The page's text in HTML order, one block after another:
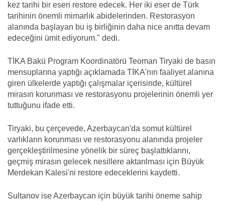
kez tarihi bir eseri restore edecek. Her iki eser de Türk
tarihinin önemli mimarlık abidelerinden. Restorasyon
alanında başlayan bu iş birliğinin daha nice anıtta devam
edeceğini ümit ediyorum." dedi.
TİKA Bakü Program Koordinatörü Teoman Tiryaki de basın
mensuplarına yaptığı açıklamada TİKA'nın faaliyet alanına
giren ülkelerde yaptığı çalışmalar içerisinde, kültürel
mirasın korunması ve restorasyonu projelerinin önemli yer
tuttuğunu ifade etti.
Tiryaki, bu çerçevede, Azerbaycan'da somut kültürel
varlıkların korunması ve restorasyonu alanında projeler
gerçekleştirilmesine yönelik bir süreç başlattıklarını,
geçmiş mirasın gelecek nesillere aktarılması için Büyük
Merdekan Kalesi'ni restore edeceklerini kaydetti.
Sultanov ise Azerbaycan için büyük tarihi öneme sahip